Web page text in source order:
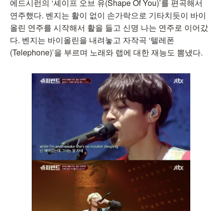
에드시런의 ‘셰이프 오브 유(Shape Of You)’를 편곡해서
연주했다. 벤지는 활이 없이 손가락으로 기타치듯이 바이
올린 연주를 시작해서 활을 들고 신명 나는 연주로 이어갔
다. 벤지는 바이올린을 내려놓고 자작곡 ‘텔레폰
(Telephone)’을 부르며 노래와 랩에 대한 재능도 뽐냈다.